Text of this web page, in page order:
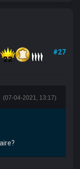
#27
(07-04-2021, 13:17)